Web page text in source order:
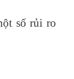
số rủi ro